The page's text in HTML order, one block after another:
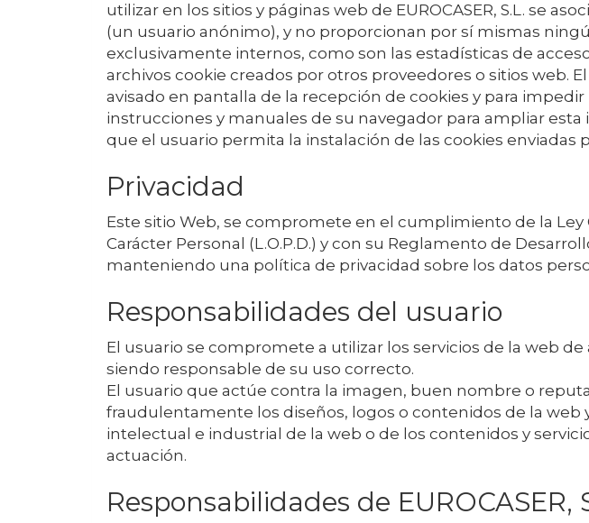
utilizar en los sitios y páginas web de EUROCASER, S.L. se
(un usuario anónimo), y no proporcionan por sí mismas
exclusivamente internos, como son las estadísticas de
archivos cookie creados por otros proveedores o sitios web.
avisado en pantalla de la recepción de cookies y para
instrucciones y manuales de su navegador para ampliar esta
que el usuario permita la instalación de las cookies enviadas
Privacidad
Este sitio Web, se compromete en el cumplimiento de la Ley
Carácter Personal (L.O.P.D.) y con su Reglamento de
manteniendo una política de privacidad sobre los datos
Responsabilidades del usuario
El usuario se compromete a utilizar los servicios de la web
siendo responsable de su uso correcto.
El usuario que actúe contra la imagen, buen nombre o
fraudulentamente los diseños, logos o contenidos de la
intelectual e industrial de la web o de los contenidos y
actuación.
Responsabilidades de EUROCASER,